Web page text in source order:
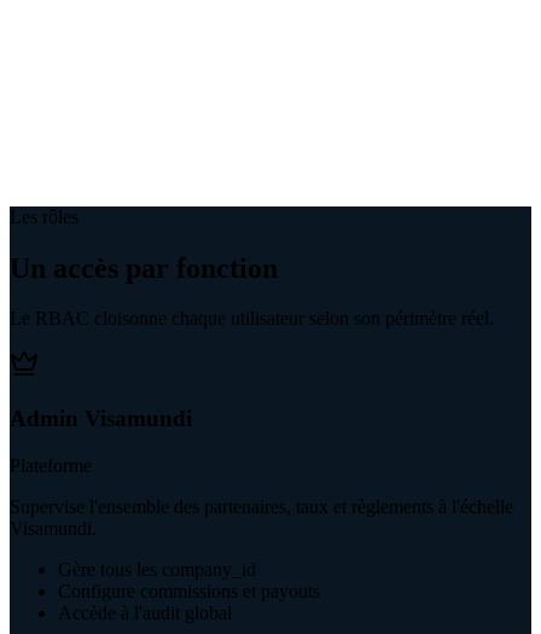
Les rôles
Un accès par fonction
Le RBAC cloisonne chaque utilisateur selon son périmètre réel.
Admin Visamundi
Plateforme
Supervise l'ensemble des partenaires, taux et règlements à l'échelle
Visamundi.
Gère tous les company_id
Configure commissions et payouts
Accède à l'audit global